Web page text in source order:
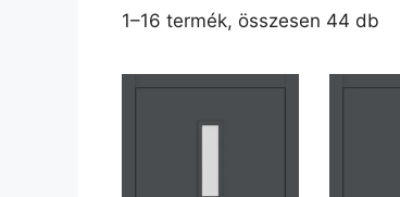
1–16 termék, összesen 44 db